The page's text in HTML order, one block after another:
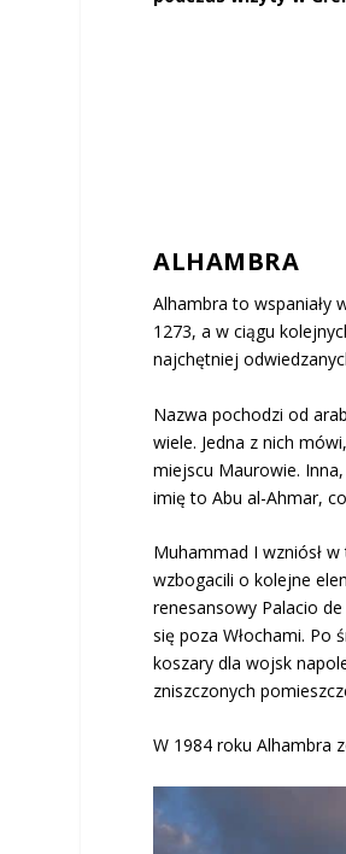
ALHAMBRA
Alhambra to wspaniały
1273, a w ciągu
najchętniej
Nazwa pochodzi od
wiele. Jedna z nich
miejscu Maurowie.
imię to Abu al-Ahmar,
Muhammad I wzniósł
wzbogacili o kolejne
renesansowy Palacio
się poza Włochami. Po
koszary dla wojsk
zniszczonych
W 1984 roku Alhambra